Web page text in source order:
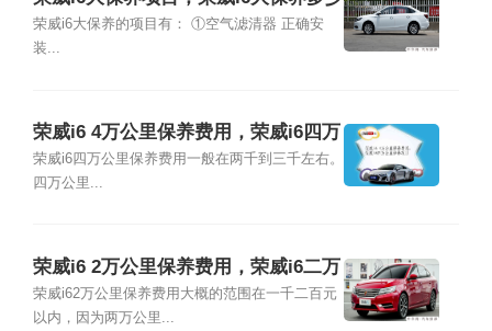
钱
荣威i6大保养的项目有： ①空气滤清器 正确安
装...
荣威i6 4万公里保养费用，荣威i6四万
公里保养项目
荣威i6四万公里保养费用一般在两千到三千左右。
四万公里...
荣威i6 2万公里保养费用，荣威i6二万
公里保养项目
荣威i62万公里保养费用大概的范围在一千二百元
以内，因为两万公里...